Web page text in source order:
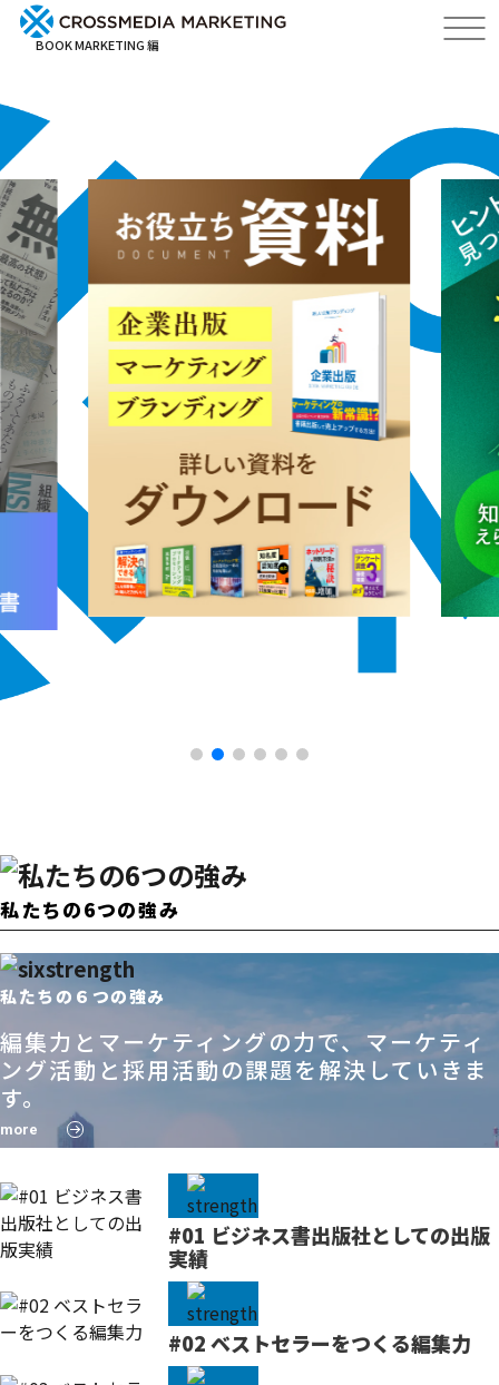
BOOK MARKETING 編
私たちの6つの強み
私たちの６つの強み
編集力とマーケティングの力で、マーケティ
ング活動と採用活動の課題を解決していきま
す。
more
#01 ビジネス書出版社としての出版
実績
#02 ベストセラーをつくる編集力